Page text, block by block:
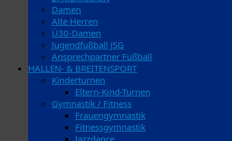
Damen
Alte Herren
Ü30-Damen
Jugendfußball JSG
Ansprechpartner Fußball
HALLEN- & BREITENSPORT
Kinderturnen
Eltern-Kind-Turnen
Gymnastik / Fitness
Frauengymnastik
Fitnessgymnastik
Jazzdance